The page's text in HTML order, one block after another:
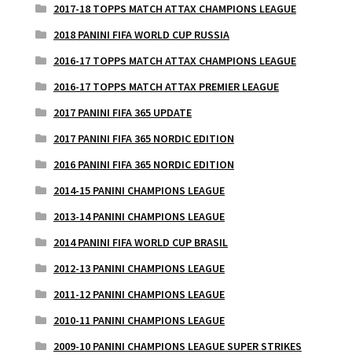
2017-18 TOPPS MATCH ATTAX CHAMPIONS LEAGUE
2018 PANINI FIFA WORLD CUP RUSSIA
2016-17 TOPPS MATCH ATTAX CHAMPIONS LEAGUE
2016-17 TOPPS MATCH ATTAX PREMIER LEAGUE
2017 PANINI FIFA 365 UPDATE
2017 PANINI FIFA 365 NORDIC EDITION
2016 PANINI FIFA 365 NORDIC EDITION
2014-15 PANINI CHAMPIONS LEAGUE
2013-14 PANINI CHAMPIONS LEAGUE
2014 PANINI FIFA WORLD CUP BRASIL
2012-13 PANINI CHAMPIONS LEAGUE
2011-12 PANINI CHAMPIONS LEAGUE
2010-11 PANINI CHAMPIONS LEAGUE
2009-10 PANINI CHAMPIONS LEAGUE SUPER STRIKES